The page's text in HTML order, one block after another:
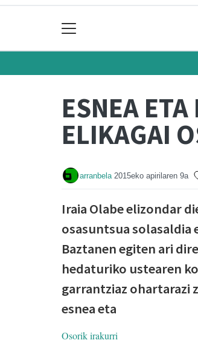
ESNEA
ELIKAGAI
arranbela 2015eko apirilaren 9a
Iraia Olabe elizondar
osasuntsua solasaldia
Baztanen egiten ari
hedaturiko ustearen
garrantziaz ohartarazi
esnea eta
Osorik irakurri